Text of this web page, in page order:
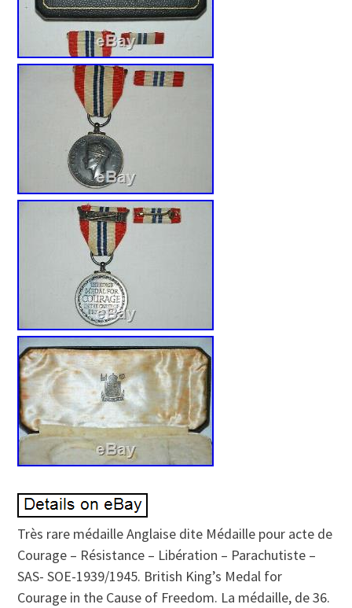
Très rare médaille Anglaise dite Médaille pour acte de
Courage – Résistance – Libération – Parachutiste –
SAS- SOE-1939/1945. British King’s Medal for
Courage in the Cause of Freedom. La médaille, de 36.